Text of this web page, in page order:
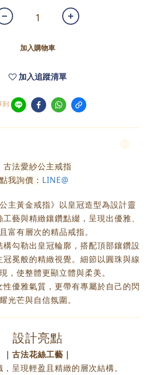
加入購物車
加入追蹤清單
到
古法愛紗公主戒指
點我詢價： LINE@
主黃金戒指》以皇冠造型為設計靈
藝與精緻鑲鑽點綴，呈現出優雅、
富有層次的精品戒指。
勾勒出皇冠輪廓，搭配頂部鑲鑽設
冕般的精緻視覺。細節以圓珠與線
，使整體更顯立體與柔美。
優雅氣質，更帶有專屬於自己的閃
耀光芒與自信氛圍。
設計亮點
｜古法花絲工藝｜
呈現輕盈且精緻的層次結構。